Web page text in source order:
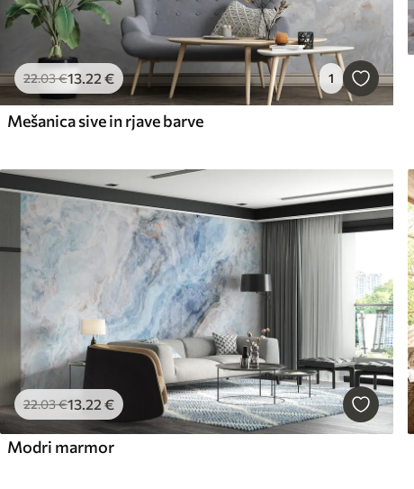
22.03€13 .22 € 1
Mešanica sive in rjave barve
22.03€13.22 €
Modri marmor